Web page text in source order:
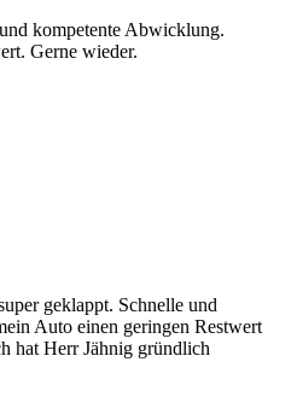
kompetente Abwicklung.
Gerne wieder.
geklappt. Schnelle und
Auto einen geringen Restwert
hat Herr Jähnig gründlich